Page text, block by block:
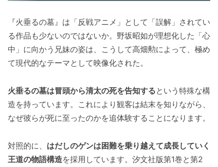
『火垂るの墓』は「反戦アニメ」として「誤解」されてい
る作品も少ないのではないか。野坂昭如が理想化した「心
中」に向かう兄妹の姿は、こうして高畑勲によって、極め
て現代的なテーマとして映像化された。
火垂るの墓は冒頭から清太の死を告知するという特殊な構
造を持っています。これにより観客は結末を知りながら、
なぜ彼らが死に至ったのかを追体験することになります。
対照的に、 はだしのゲンは困難を乗り越えて成長していく
王道の物語構造を採用しています。汐文社版第1巻と第2